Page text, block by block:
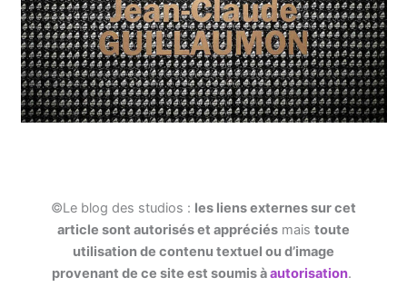
©Le blog des studios : les liens externes sur cet
article sont autorisés et appréciés mais toute
utilisation de contenu textuel ou d’image
provenant de ce site est soumis àautorisation.